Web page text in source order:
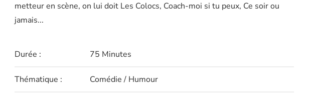
metteur en scène, on lui doit Les Colocs, Coach-moi si tu peux, Ce soir ou
jamais...
Durée : 75 Minutes
Thématique : Comédie / Humour